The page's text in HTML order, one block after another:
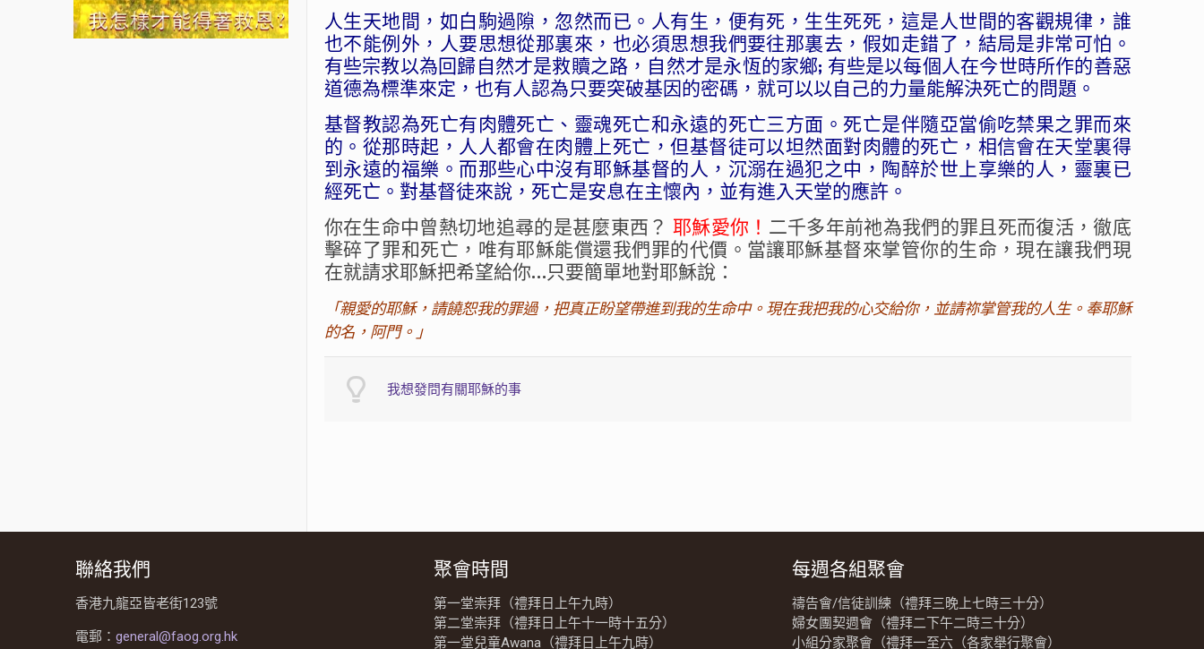
人生天地間，如白駒過隙，忽然而已。人有生，便有死，生生死死，這是人世間的客觀規律，誰
也不能例外，人要思想從那裏來，也必須思想我們要往那裏去，假如走錯了，結局是非常可怕。
有些宗教以為回歸自然才是救贖之路，自然才是永恆的家鄉; 有些是以每個人在今世時所作的善惡
道德為標準來定，也有人認為只要突破基因的密碼，就可以以自己的力量能解決死亡的問題。
基督教認為死亡有肉體死亡、靈魂死亡和永遠的死亡三方面。死亡是伴隨亞當偷吃禁果之罪而來
的。從那時起，人人都會在肉體上死亡，但基督徒可以坦然面對肉體的死亡，相信會在天堂裏得
到永遠的福樂。而那些心中沒有耶穌基督的人，沉溺在過犯之中，陶醉於世上享樂的人，靈裏已
經死亡。對基督徒來說，死亡是安息在主懷內，並有進入天堂的應許。
你在生命中曾熱切地追尋的是甚麼東西？耶穌愛你！ 二千多年前祂為我們的罪且死而復活，徹底
擊碎了罪和死亡，唯有耶穌能償還我們罪的代價。當讓耶穌基督來掌管你的生命，現在讓我們現
在就請求耶穌把希望給你…只要簡單地對耶穌說：
「親愛的耶穌，請饒恕我的罪過，把真正盼望帶進到我的生命中。現在我把我的心交給你，並請祢掌管我的人生。奉耶穌
的名，阿門。」
我想發問有關耶穌的事
聯絡我們
香港九龍亞皆老街123號
電郵： general@faog.org.hk
聚會時間
第一堂崇拜（禮拜日上午九時）
第二堂崇拜（禮拜日上午十一時十五分）
第一堂兒童Awana（禮拜日上午九時）
每週各組聚會
禱告會/信徒訓練（禮拜三晚上七時三十分）
婦女團契週會（禮拜二下午二時三十分）
小組分家聚會（禮拜一至六（各家舉行聚會）